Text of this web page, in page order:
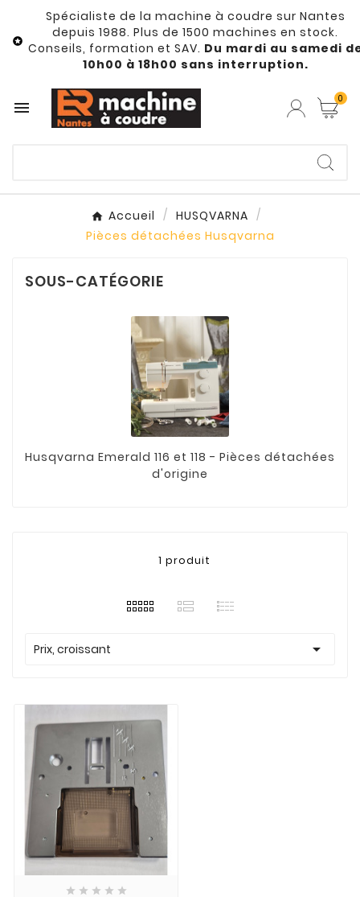

Spécialiste de la machine à coudre sur Nantes
depuis 1988. Plus de 1500 machines en stock.
Conseils, formation et SAV. Du mardi au samedi
10h00 à 18h00 sans interruption.
 0
Accueil
HUSQVARNA
Pièces détachées Husqvarna
SOUS-CATÉGORIE
Husqvarna Emerald 116 et 118 - Pièces détachées
d'origine
1 produit
Prix, croissant 
    